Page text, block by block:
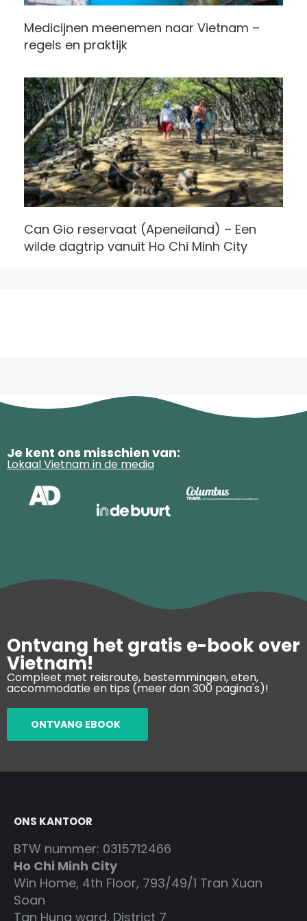
Medicijnen meenemen naar Vietnam –
regels en praktijk
Can Gio reservaat (Apeneiland) – Een
wilde dagtrip vanuit Ho Chi Minh City
Je kent ons misschien van:
Lokaal Vietnam in de media
Ontvang het gratis e-book over
Vietnam!
Compleet met reisroute, bestemmingen, eten,
accommodatie en tips (meer dan 300 pagina's)!
ONTVANG EBOOK
ONS KANTOOR
BTW nummer: 0315712466
Ho Chi Minh City
Win Home, 4th Floor, 793/49/1 Tran Xuan
Soan
Tan Hung ward, District 7